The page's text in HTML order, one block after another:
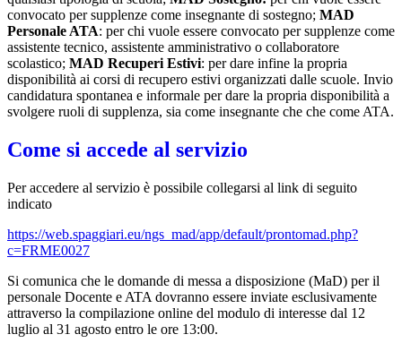
convocato per supplenze come insegnante di sostegno; MAD
Personale ATA: per chi vuole essere convocato per supplenze come
assistente tecnico, assistente amministrativo o collaboratore
scolastico; MAD Recuperi Estivi: per dare infine la propria
disponibilità ai corsi di recupero estivi organizzati dalle scuole. Invio
candidatura spontanea e informale per dare la propria disponibilità a
svolgere ruoli di supplenza, sia come insegnante che che come ATA.
Come si accede al servizio
Per accedere al servizio è possibile collegarsi al link di seguito
indicato
https://web.spaggiari.eu/ngs_mad/app/default/prontomad.php?
c=FRME0027
Si comunica che le domande di messa a disposizione (MaD) per il
personale Docente e ATA dovranno essere inviate esclusivamente
attraverso la compilazione online del modulo di interesse dal 12
luglio al 31 agosto entro le ore 13:00.